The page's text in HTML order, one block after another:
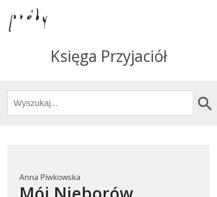
Księga Przyjaciół
Search
for:
Search Button
Anna Piwkowska